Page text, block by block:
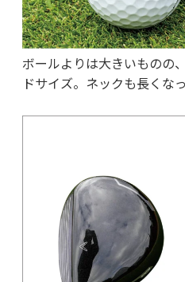
ボールよりは大きいものの
ドサイズ。ネックも長くな